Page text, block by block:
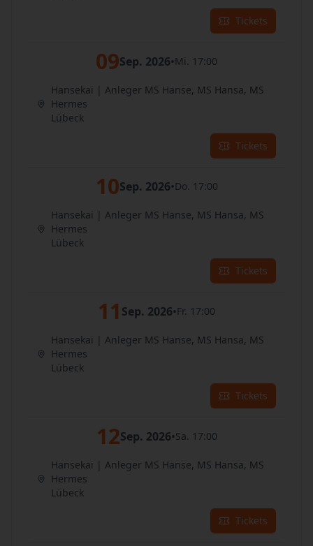
Tickets
09Sep. 2026•Mi. 17:00
Hansekai | Anleger MS Hanse, MS Hansa, MS
Hermes
Lübeck
Tickets
10Sep. 2026•Do. 17:00
Hansekai | Anleger MS Hanse, MS Hansa, MS
Hermes
Lübeck
Tickets
11 Sep. 2026•Fr. 17:00
Hansekai | Anleger MS Hanse, MS Hansa, MS
Hermes
Lübeck
Tickets
12Sep. 2026•Sa. 17:00
Hansekai | Anleger MS Hanse, MS Hansa, MS
Hermes
Lübeck
Tickets